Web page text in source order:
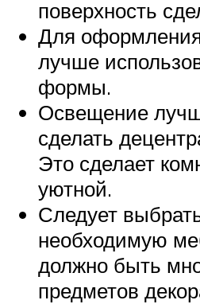
поверхность
Для
лучше
формы.
Освещение
сделать
Это сделает
уютной.
Следует
необходимую
должно быть
предметов